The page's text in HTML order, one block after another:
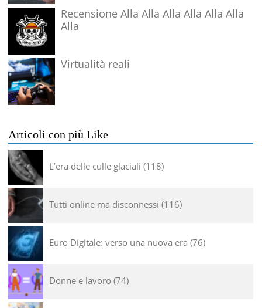
Recensione Alla Alla Alla Alla Alla Alla
Alla
Virtualità reali
Articoli con più Like
L’era delle culle glaciali 118
Tutti online ma disconnessi 116
Euro Digitale: verso una nuova era 76
Donne e lavoro 74